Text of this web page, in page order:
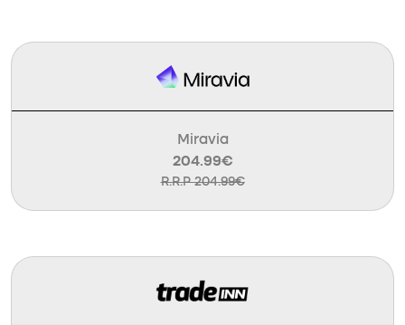
Miravia
204.99€
R.R.P 204.99€